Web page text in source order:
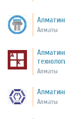
Алматы
Алматы
Алматы